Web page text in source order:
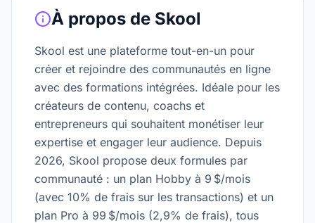
À propos de Skool
Skool est une plateforme tout-en-un pour
créer et rejoindre des communautés en ligne
avec des formations intégrées. Idéale pour les
créateurs de contenu, coachs et
entrepreneurs qui souhaitent monétiser leur
expertise et engager leur audience. Depuis
2026, Skool propose deux formules par
communauté : un plan Hobby à 9 $/mois
(avec 10% de frais sur les transactions) et un
plan Pro à 99 $/mois (2,9% de frais), tous